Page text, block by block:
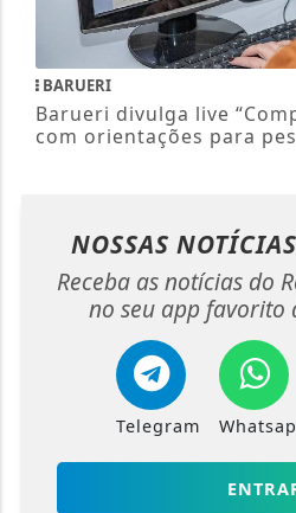
BARUERI
Barueri divulga live
com orientações para
NOSSAS NOTÍCIAS
Receba as notícias do
no seu app favorito
Telegram